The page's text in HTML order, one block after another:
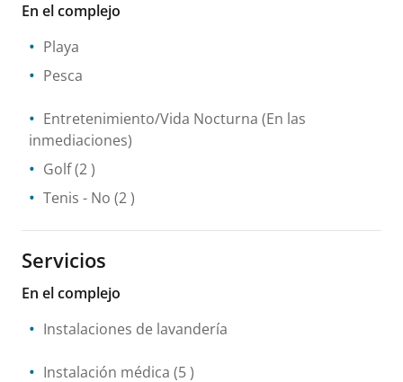
En el complejo
Playa
Pesca
Entretenimiento/Vida Nocturna (En las
inmediaciones)
Golf(2 )
Tenis - No (2 )
Servicios
En el complejo
Instalaciones de lavandería
Instalación médica (5 )